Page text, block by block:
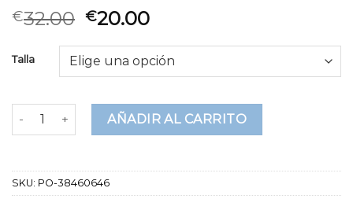
Valorado
4.00
en
2
puntuaciones
€32.00 €20.00
Talla
camiseta tul cantidadAÑADIR AL CARRITO
SKU: PO-38460646